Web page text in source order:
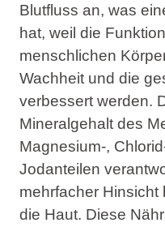
Blutfluss an, was
hat, weil die
menschlichen
Wachheit und die
verbessert werden.
Mineralgehalt des
Magnesium-,
Jodanteilen
mehrfacher Hinsicht
die Haut. Diese